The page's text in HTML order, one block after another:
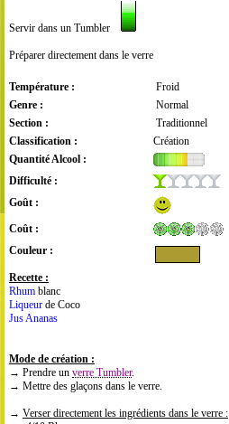
Servir dans un Tumbler
Préparer directement dans le verre
Température :
Froid
Genre :
Normal
Section :
Traditionnel
Classification :
Création
Quantité Alcool :
Difficulté :
Goût :
Coût :
Couleur :
Recette :
Rhum blanc
Liqueur de Coco
Jus Ananas
Mode de création :
→ Prendre un verre Tumbler.
→ Mettre des glaçons dans le verre.
→ Verser directement les ingrédients dans le verre :